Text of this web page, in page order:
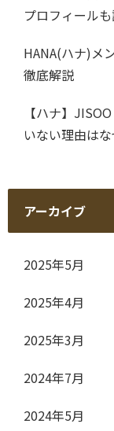
プロフィール
HANA(ハナ)メ
徹底解説
【ハナ】
いない理由はな
アーカイブ
2025年5月
2025年4月
2025年3月
2024年7月
2024年5月